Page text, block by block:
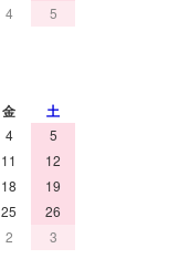
4 5
金 土
4
5
11
12
18
19
25
26
2 3